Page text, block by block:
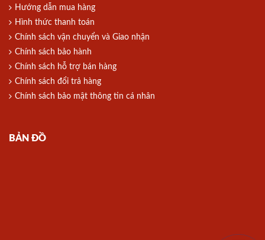
Hướng dẫn mua hàng
Hình thức thanh toán
Chính sách vận chuyển và Giao nhận
Chính sách bảo hành
Chính sách hỗ trợ bán hàng
Chính sách đổi trả hàng
Chính sách bảo mật thông tin cá nhân
BẢN ĐỒ